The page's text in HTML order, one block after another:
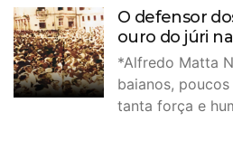
O defensor
ouro do júri
*Alfredo Matta
baianos,
tanta força e